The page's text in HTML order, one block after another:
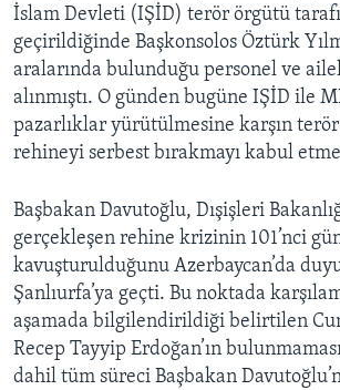
İslam Devleti (IŞİD) terör örgütü
geçirildiğinde Başkonsolos Öztürk
aralarında bulunduğu personel ve
alınmıştı. O günden bugüne IŞİD ile
pazarlıklar yürütülmesine karşın
rehineyi serbest bırakmayı kabul
Başbakan Davutoğlu, Dışişleri
gerçekleşen rehine krizinin 101’nci
kavuşturulduğunu Azerbaycan’da
Şanlıurfa’ya geçti. Bu noktada
aşamada bilgilendirildiği belirtilen
Recep Tayyip Erdoğan’ın
dahil tüm süreci Başbakan